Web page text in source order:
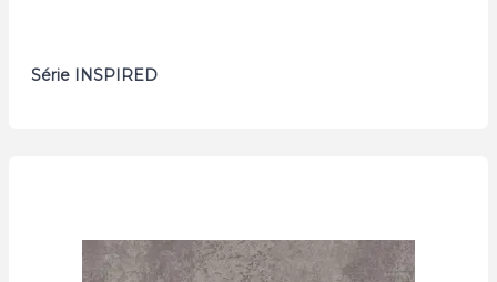
Série INSPIRED